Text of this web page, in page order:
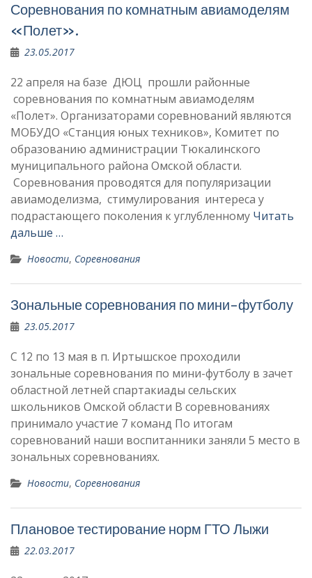
Соревнования по комнатным авиамоделям
«Полет».
23.05.2017
22 апреля на базе ДЮЦ прошли районные
соревнования по комнатным авиамоделям
«Полет». Организаторами соревнований являются
МОБУДО «Станция юных техников», Комитет по
образованию администрации Тюкалинского
муниципального района Омской области.
Соревнования проводятся для популяризации
авиамоделизма, стимулирования интереса у
подрастающего поколения к углубленному Читать
дальше …
Новости, Соревнования
Зональные соревнования по мини-футболу
23.05.2017
С 12 по 13 мая в п. Иртышское проходили
зональные соревнования по мини-футболу в зачет
областной летней спартакиады сельских
школьников Омской области В соревнованиях
принимало участие 7 команд По итогам
соревнований наши воспитанники заняли 5 место в
зональных соревнованиях.
Новости, Соревнования
Плановое тестирование норм ГТО Лыжи
22.03.2017